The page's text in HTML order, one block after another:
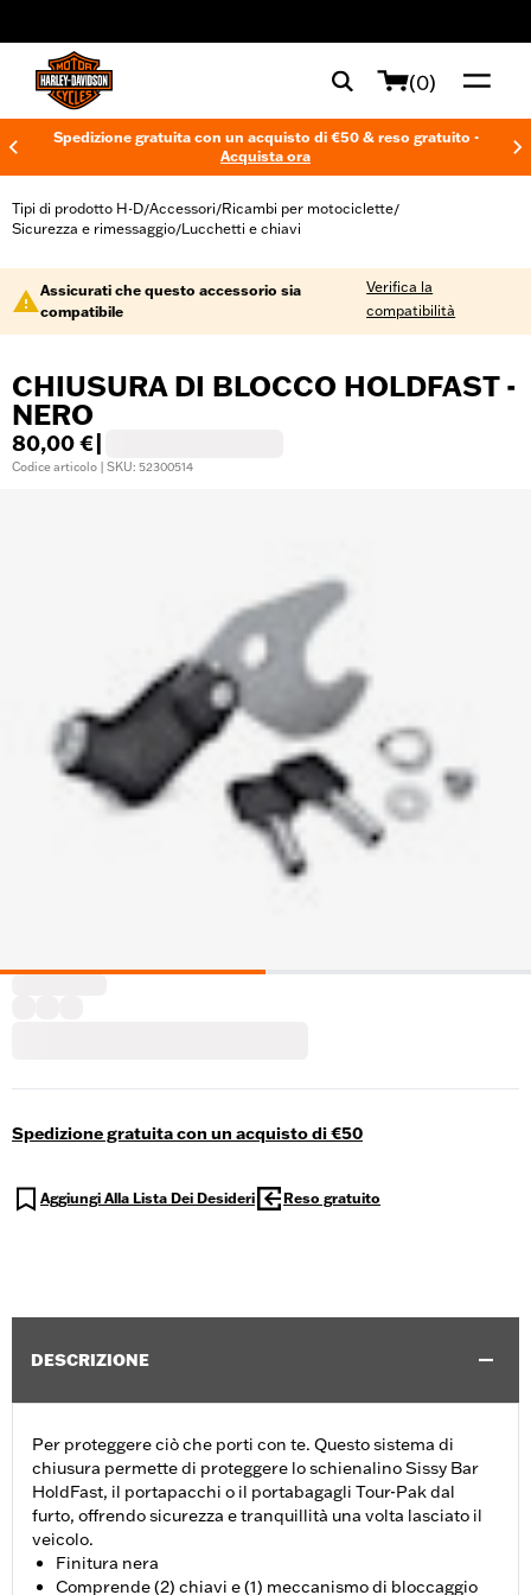
(0)
Spedizione gratuita con un acquisto di €50 & reso gratuito -
Acquista ora
Tipi di prodotto H-D/Accessori/Ricambi per motociclette/
Sicurezza e rimessaggio/Lucchetti e chiavi
Assicurati che questo accessorio sia
compatibile
Verifica la
compatibilità
CHIUSURA DI BLOCCO HOLDFAST -
NERO
80,00 €
Codice articolo | SKU: 52300514
Spedizione gratuita con un acquisto di €50
Aggiungi Alla Lista Dei Desideri Reso gratuito
DESCRIZIONE
Per proteggere ciò che porti con te. Questo sistema di
chiusura permette di proteggere lo schienalino Sissy Bar
HoldFast, il portapacchi o il portabagagli Tour-Pak dal
furto, offrendo sicurezza e tranquillità una volta lasciato il
veicolo.
Finitura nera
Comprende (2) chiavi e (1) meccanismo di bloccaggio